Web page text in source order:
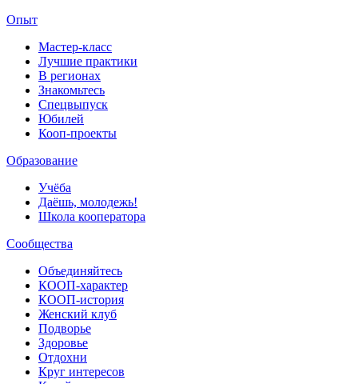
Опыт
Мастер-класс
Лучшие практики
В регионах
Знакомьтесь
Спецвыпуск
Юбилей
Кооп-проекты
Образование
Учёба
Даёшь, молодежь!
Школа кооператора
Сообщества
Объединяйтесь
КООП-характер
КООП-история
Женский клуб
Подворье
Здоровье
Отдохни
Круг интересов